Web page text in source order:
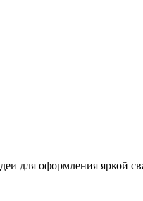
оформления яркой